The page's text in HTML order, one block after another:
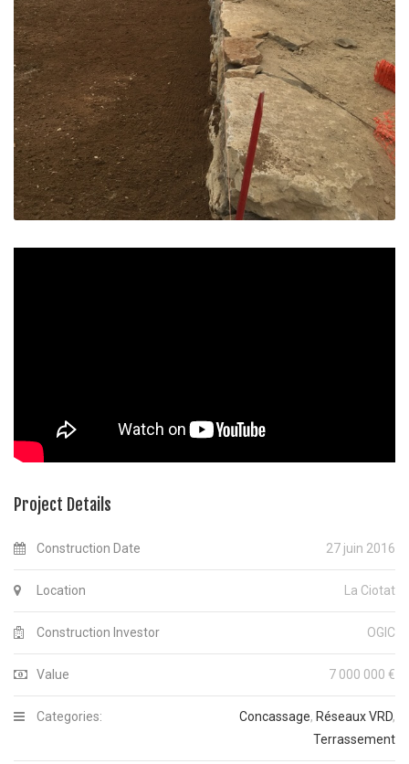
Project Details
Construction Date 27 juin 2016
Location La Ciotat
Construction Investor OGIC
Value 7 000 000 €
Categories: Concassage, Réseaux VRD,
Terrassement